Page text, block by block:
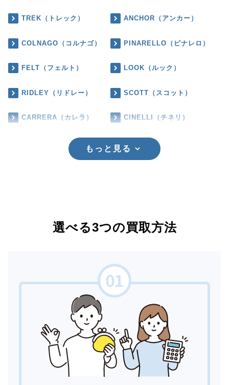
TREK（トレック） ANCHOR（アンカー）
COLNAGO（コルナゴ） PINARELLO（ピナレロ）
FELT（フェルト） LOOK（ルック）
RIDLEY（リドレー） SCOTT（スコット）
CARRERA（カレラ） CINELLI（チネリ）
もっと見る
選べる3つの買取方法